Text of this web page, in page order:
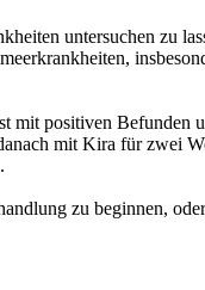
untersuchen zu
mit positiven Befunden
mit Kira für zwei
zu beginnen,